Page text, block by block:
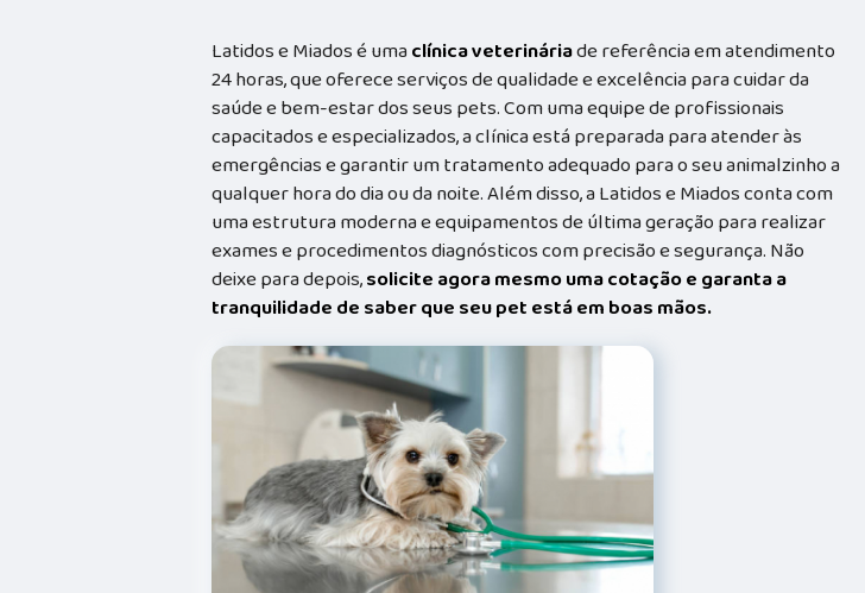
Latidos e Miados é umaclínica veterináriade referência em atendimento
24 horas, que oferece serviços de qualidade e excelência para cuidar da
saúde e bem-estar dos seus pets. Com uma equipe de profissionais
capacitados e especializados, a clínica está preparada para atender às
emergências e garantir um tratamento adequado para o seu animalzinho a
qualquer hora do dia ou da noite. Além disso, a Latidos e Miados conta com
uma estrutura moderna e equipamentos de última geração para realizar
exames e procedimentos diagnósticos com precisão e segurança. Não
deixe para depois,solicite agora mesmo uma cotação e garanta a
tranquilidade de saber que seu pet está em boas mãos.